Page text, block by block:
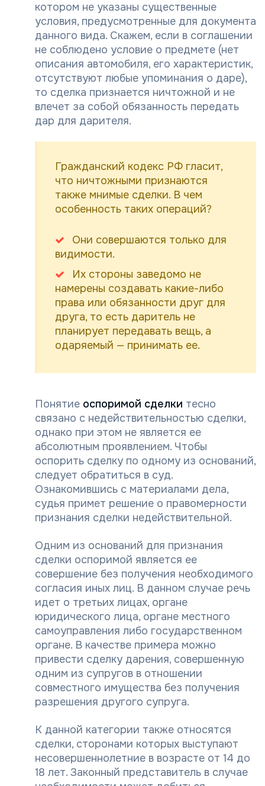
котором не указаны существенные
условия, предусмотренные для документа
данного вида. Скажем, если в соглашении
не соблюдено условие о предмете (нет
описания автомобиля, его характеристик,
отсутствуют любые упоминания о даре),
то сделка признается ничтожной и не
влечет за собой обязанность передать
дар для дарителя.
Гражданский кодекс РФ гласит,
что ничтожными признаются
также мнимые сделки. В чем
особенность таких операций?
Они совершаются только для
видимости.
Их стороны заведомо не
намерены создавать какие-либо
права или обязанности друг для
друга, то есть даритель не
планирует передавать вещь, а
одаряемый — принимать ее.
Понятие оспоримой сделки тесно
связано с недействительностью сделки,
однако при этом не является ее
абсолютным проявлением. Чтобы
оспорить сделку по одному из оснований,
следует обратиться в суд.
Ознакомившись с материалами дела,
судья примет решение о правомерности
признания сделки недействительной.
Одним из оснований для признания
сделки оспоримой является ее
совершение без получения необходимого
согласия иных лиц. В данном случае речь
идет о третьих лицах, органе
юридического лица, органе местного
самоуправления либо государственном
органе. В качестве примера можно
привести сделку дарения, совершенную
одним из супругов в отношении
совместного имущества без получения
разрешения другого супруга.
К данной категории также относятся
сделки, сторонами которых выступают
несовершеннолетние в возрасте от 14 до
18 лет. Законный представитель в случае